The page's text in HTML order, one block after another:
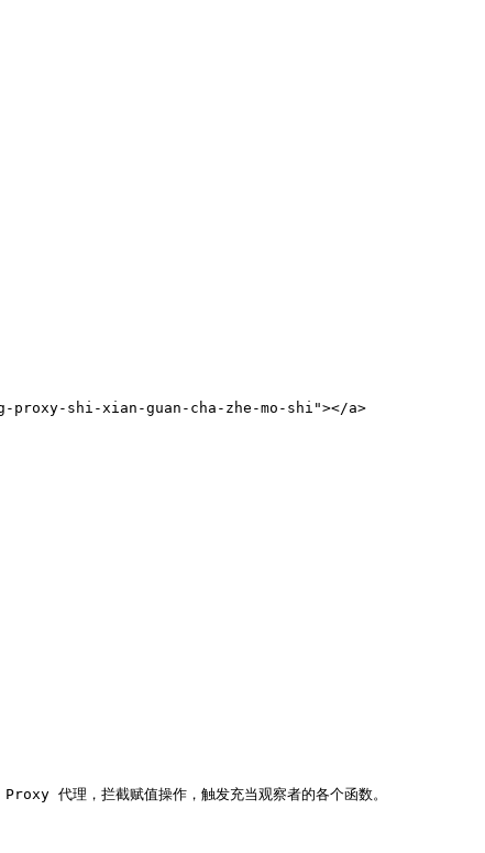
proxy-shi-xian-guan-cha-zhe-mo-shi"></a>
代理，拦截赋值操作，触发充当观察者的各个函数。